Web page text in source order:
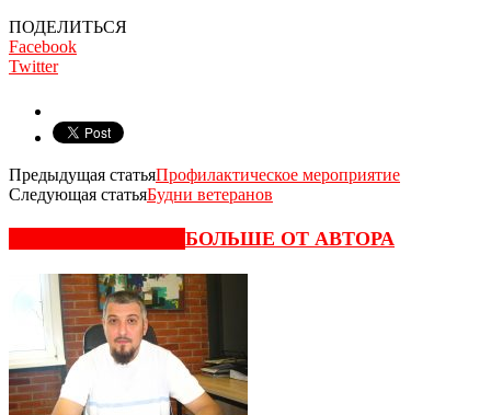
ПОДЕЛИТЬСЯ
Facebook
Twitter
Предыдущая статьяПрофилактическое мероприятие
Следующая статьяБудни ветеранов
БОЛЬШЕ ОТ АВТОРА